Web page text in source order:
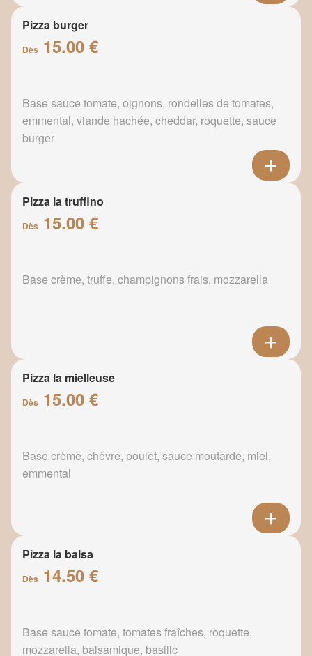
Pizza burger
Dès 15.00 €
Base sauce tomate, oignons, rondelles de tomates,
emmental, viande hachée, cheddar, roquette, sauce
burger
Pizza la truffino
Dès 15.00 €
Base crème, truffe, champignons frais, mozzarella
Pizza la mielleuse
Dès 15.00 €
Base crème, chèvre, poulet, sauce moutarde, miel,
emmental
Pizza la balsa
Dès 14.50 €
Base sauce tomate, tomates fraîches, roquette,
mozzarella, balsamique, basilic